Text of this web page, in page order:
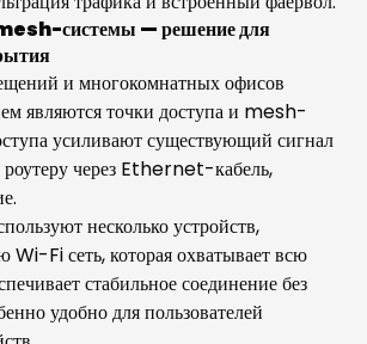
системы — решение для
и многокомнатных офисов
являются точки доступа и mesh-
усиливают существующий сигнал
через Ethernet-кабель,
несколько устройств,
Fi сеть, которая охватывает всю
стабильное соединение без
удобно для пользователей